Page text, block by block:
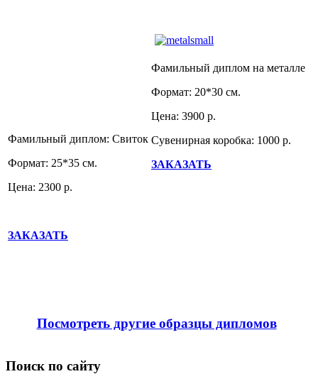
Фамильный диплом: Свиток
Формат: 25*35 см.
Цена: 2300 р.
ЗАКАЗАТЬ
Фамильный диплом на металле
Формат: 20*30 см.
Цена: 3900 р.
Сувенирная коробка: 1000 р.
ЗАКАЗАТЬ
Посмотреть другие образцы дипломов
Поиск по сайту